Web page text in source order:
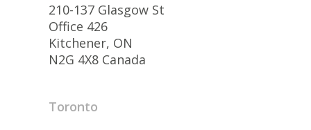
210-137 Glasgow St
Office 426
Kitchener, ON
N2G 4X8 Canada
Toronto